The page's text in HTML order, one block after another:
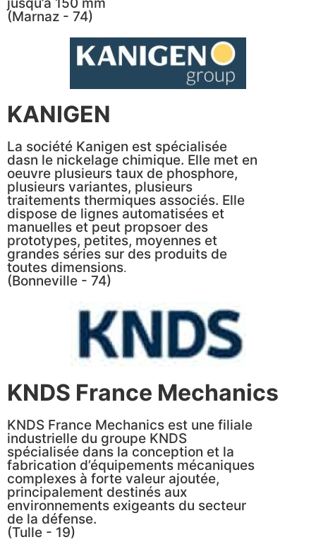
jusqu’à 150 mm
(Marnaz - 74)
KANIGEN
La société Kanigen est spécialisée
dasn le nickelage chimique. Elle met en
oeuvre plusieurs taux de phosphore,
plusieurs variantes, plusieurs
traitements thermiques associés. Elle
dispose de lignes automatisées et
manuelles et peut propsoer des
prototypes, petites, moyennes et
grandes séries sur des produits de
toutes dimensions.
(Bonneville - 74)
KNDS France Mechanics
KNDS France Mechanics est une filiale
industrielle du groupe KNDS
spécialisée dans la conception et la
fabrication d’équipements mécaniques
complexes à forte valeur ajoutée,
principalement destinés aux
environnements exigeants du secteur
de la défense.
(Tulle - 19)